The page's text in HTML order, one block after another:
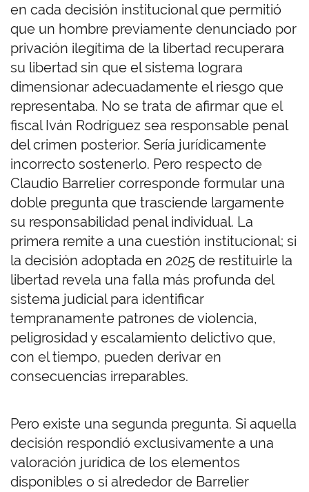
en cada decisión institucional que permitió
que un hombre previamente denunciado por
privación ilegítima de la libertad recuperara
su libertad sin que el sistema lograra
dimensionar adecuadamente el riesgo que
representaba. No se trata de afirmar que el
fiscal Iván Rodríguez sea responsable penal
del crimen posterior. Sería jurídicamente
incorrecto sostenerlo. Pero respecto de
Claudio Barrelier corresponde formular una
doble pregunta que trasciende largamente
su responsabilidad penal individual. La
primera remite a una cuestión institucional; si
la decisión adoptada en 2025 de restituirle la
libertad revela una falla más profunda del
sistema judicial para identificar
tempranamente patrones de violencia,
peligrosidad y escalamiento delictivo que,
con el tiempo, pueden derivar en
consecuencias irreparables.
Pero existe una segunda pregunta. Si aquella
decisión respondió exclusivamente a una
valoración jurídica de los elementos
disponibles o si alrededor de Barrelier